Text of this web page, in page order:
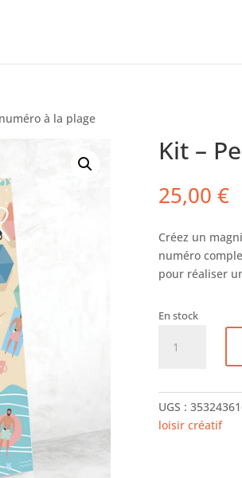
à la plage
Kit –
25,00 €
Créez un
numéro
pour réaliser
En stock
Peinture
au
UGS :
loisir créatif